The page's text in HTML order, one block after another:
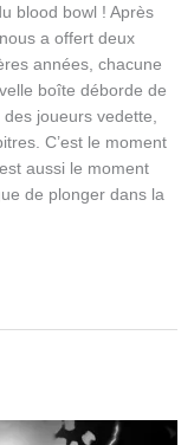
blood bowl ! Après
a offert deux
années, chacune
boîte déborde de
joueurs vedette,
C’est le moment
aussi le moment
de plonger dans la